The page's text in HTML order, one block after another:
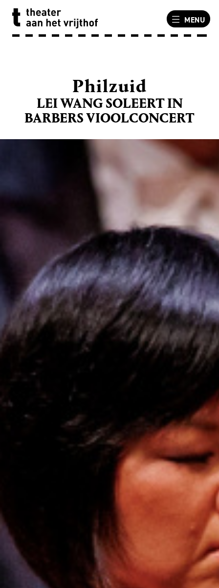
MENU
LEI WANG SOLEERT IN
BARBERS VIOOLCONCERT
Philzuid